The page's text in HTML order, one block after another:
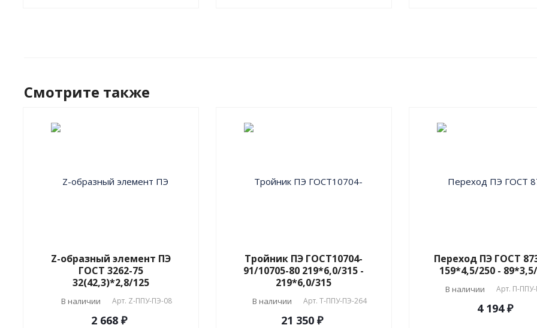
Смотрите также
Z-образный элемент ПЭ
ГОСТ 3262-75
32(42,3)*2,8/125
В наличии Арт. Z-ППУ-ПЭ-08
2 668 ₽
Тройник ПЭ ГОСТ10704-
91/10705-80 219*6,0/315 -
219*6,0/315
В наличии Арт.T-ППУ-ПЭ-264
21 350 ₽
Переход ПЭ ГОСТ
159*4,5/250 -
В наличии Арт. П-
4 194 ₽